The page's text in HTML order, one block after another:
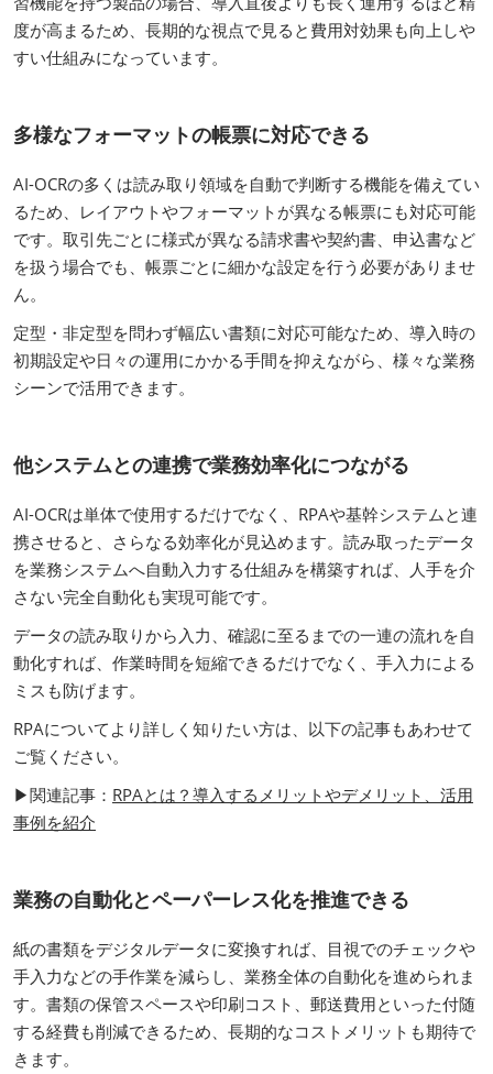
度が高まるため、長期的な視点で見ると費用対効果も向上しや
すい仕組みになっています。
多様なフォーマットの帳票に対応できる
AI-OCRの多くは読み取り領域を自動で判断する機能を備えてい
るため、レイアウトやフォーマットが異なる帳票にも対応可能
です。取引先ごとに様式が異なる請求書や契約書、申込書など
を扱う場合でも、帳票ごとに細かな設定を行う必要がありませ
ん。
定型・非定型を問わず幅広い書類に対応可能なため、導入時の
初期設定や日々の運用にかかる手間を抑えながら、様々な業務
シーンで活用できます。
他システムとの連携で業務効率化につながる
AI-OCRは単体で使用するだけでなく、RPAや基幹システムと連
携させると、さらなる効率化が見込めます。読み取ったデータ
を業務システムへ自動入力する仕組みを構築すれば、人手を介
さない完全自動化も実現可能です。
データの読み取りから入力、確認に至るまでの一連の流れを自
動化すれば、作業時間を短縮できるだけでなく、手入力による
ミスも防げます。
RPAについてより詳しく知りたい方は、以下の記事もあわせて
ご覧ください。
▶関連記事： RPAとは？導入するメリットやデメリット、活用
事例を紹介
業務の自動化とペーパーレス化を推進できる
紙の書類をデジタルデータに変換すれば、目視でのチェックや
手入力などの手作業を減らし、業務全体の自動化を進められま
す。書類の保管スペースや印刷コスト、郵送費用といった付随
する経費も削減できるため、長期的なコストメリットも期待で
きます。